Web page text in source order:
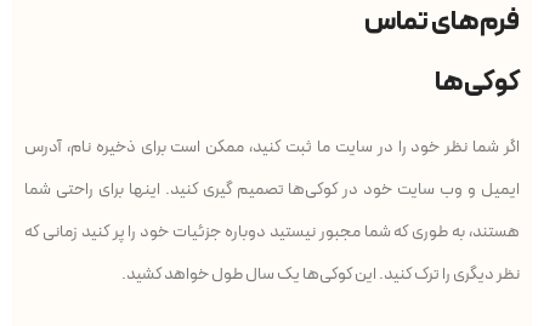
فرم‌های تماس
کوکی‌ها
اگر شما نظر خود را در سایت ما ثبت کنید، ممکن است برای ذخیره نام، آدرس
ایمیل و وب سایت خود در کوکی‌ها تصمیم گیری کنید. اینها برای راحتی شما
هستند، به طوری که شما مجبور نیستید دوباره جزئیات خود را پر کنید زمانی که
نظر دیگری را ترک کنید. این کوکی‌ها یک سال طول خواهد کشید.